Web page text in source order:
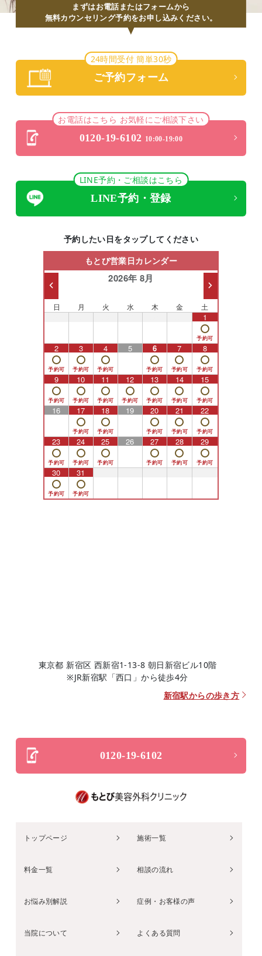
まずはお電話またはフォームから
無料カウンセリング予約をお申し込みください。
24時間受付 簡単30秒
ご予約フォーム
お電話はこちら お気軽にご相談下さい
0120-19-6102 10:00-19:00
LINE予約・ご相談はこちら
LINE予約・登録
予約したい日をタップしてください
もとび営業日カレンダー
2026年 8月
日 月 火 水 木 金 土
1
2 3 4 5 6 7 8
9 10 11 12 13 14 15
16 17 18 19 20 21 22
23 24 25 26 27 28 29
30 31
東京都 新宿区 西新宿1-13-8 朝日新宿ビル10階
※JR新宿駅「西口」から徒歩4分
新宿駅からの歩き方
0120-19-6102
トップページ 施術一覧
料金一覧 相談の流れ
お悩み別解説 症例・お客様の声
当院について よくある質問